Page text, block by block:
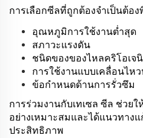
การเลือกซีลที่ถูกต้องจำเป็นต้อ
อุณหภูมิการใช้งานต่ำสุด
สภาวะแรงดัน
ชนิดของของไหลคริโอเจ
การใช้งานแบบเคลื่อนไห
ข้อกำหนดด้านการรั่วซึม
การร่วมงานกับเทเซล ซีล ช่วย
อย่างเหมาะสมและได้แนวทาง
ประสิทธิภาพ